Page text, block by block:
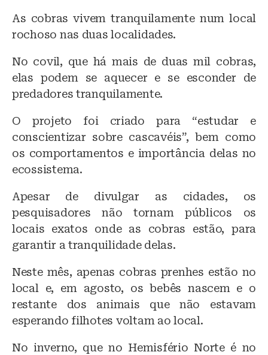
As cobras vivem tranquilamente num local
rochoso nas duas localidades.
No covil, que há mais de duas mil cobras,
elas podem se aquecer e se esconder de
predadores tranquilamente.
O projeto foi criado para “estudar e
conscientizar sobre cascavéis”, bem como
os comportamentos e importância delas no
ecossistema.
Apesar de divulgar as cidades, os
pesquisadores não tornam públicos os
locais exatos onde as cobras estão, para
garantir a tranquilidade delas.
Neste mês, apenas cobras prenhes estão no
local e, em agosto, os bebês nascem e o
restante dos animais que não estavam
esperando filhotes voltam ao local.
No inverno, que no Hemisfério Norte é no